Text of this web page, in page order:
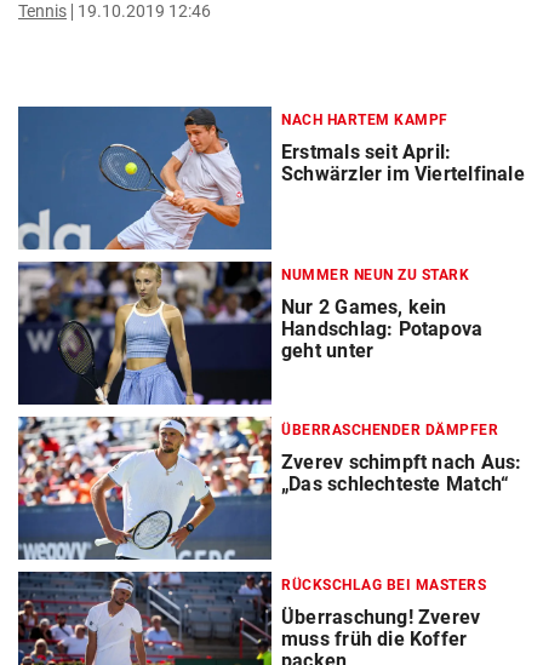
Tennis 19.10.2019 12:46
NACH HARTEM KAMPF
Erstmals seit April:
Schwärzler im Viertelfinale
NUMMER NEUN ZU STARK
Nur 2 Games, kein
Handschlag: Potapova
geht unter
ÜBERRASCHENDER DÄMPFER
Zverev schimpft nach Aus:
„Das schlechteste Match“
RÜCKSCHLAG BEI MASTERS
Überraschung! Zverev
muss früh die Koffer